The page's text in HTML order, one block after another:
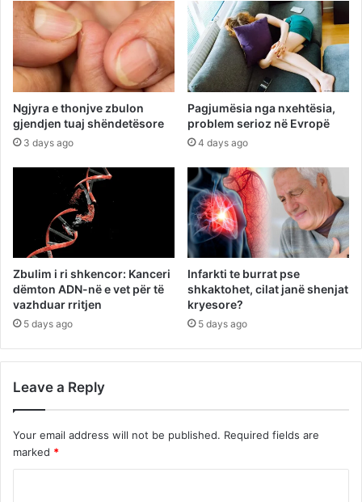
Ngjyra e thonjve zbulon
gjendjen tuaj shëndetësore
3 days ago
Pagjumësia nga nxehtësia,
problem serioz në Evropë
4 days ago
Zbulim i ri shkencor: Kanceri
dëmton ADN-në e vet për të
vazhduar rritjen
5 days ago
Infarkti te burrat pse
shkaktohet, cilat janë shenjat
kryesore?
5 days ago
Leave a Reply
Your email address will not be published. Required fields are
marked *